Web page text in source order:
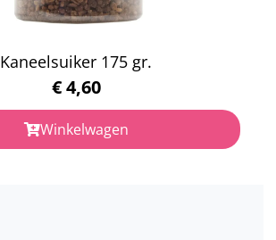
Kaneelsuiker 175 gr.
€4,60
Winkelwagen